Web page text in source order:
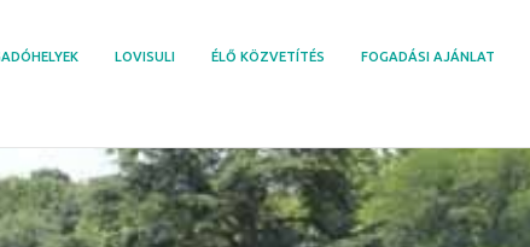
LOVISULI ÉLŐ KÖZVETÍTÉS FOGADÁSI AJÁNLAT